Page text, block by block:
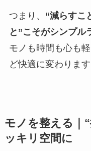
つまり、 “減らすこ
と”こそがシンプル
モノも時間も心も
ど快適に変わります
モノを整える｜
ッキリ空間に